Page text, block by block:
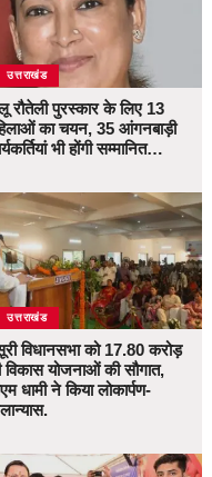
उत्तराखंड
रौतेली पुरस्कार के लिए 13
का चयन, 35 आंगनबाड़ी
भी होंगी सम्मानित…
उत्तराखंड
विधानसभा को 17.80 करोड़
विकास योजनाओं की सौगात,
धामी ने किया लोकार्पण-